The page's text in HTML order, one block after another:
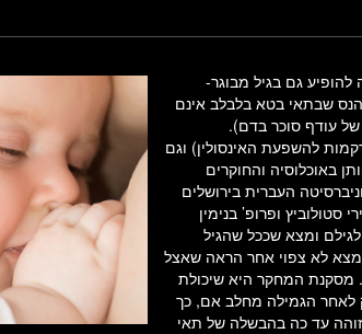
להופיע גם בגיל מבוגר-
שבתאי בטא בלבלב אינם
של עודף סוכר בדם).
גבוהה של הרקמות להשפעת האינסולין) וגם
באוכלוסיה והחוקרים
העברית בירושלים
ופרופ’ בנימין
ומצא שככל שהגיל
לא צפוי אחר הראה שאצל
מסקנת המחקר היא שיכולת
לאחר הגמילה מחלב אם, כך
עד כה בהבשלה של תאי